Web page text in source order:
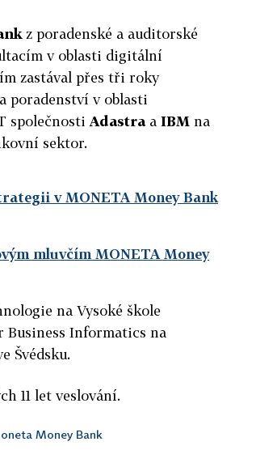
z poradenské a auditorské
v oblasti digitální
zastával přes tři roky
poradenství v oblasti
společnosti Adastraa IBM na
sektor.
v MONETA Money Bank
mluvčím MONETA Money
na Vysoké škole
Business Informatics na
Švédsku.
11 let veslování.
Money Bank